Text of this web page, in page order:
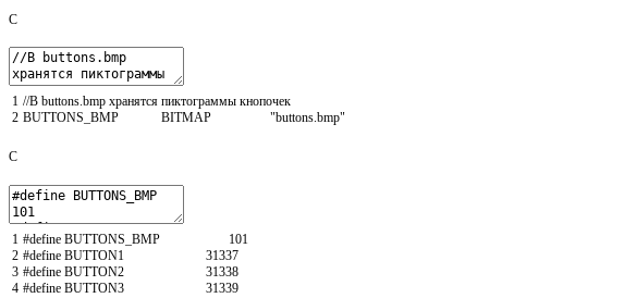
C
1
2
//В buttons.bmp хранятся пиктограммы кнопочек
BUTTONS_BMP BITMAP "buttons.bmp"
C
1
2
3
4
#define BUTTONS_BMP 101
#define BUTTON1 31337
#define BUTTON2 31338
#define BUTTON3 31339